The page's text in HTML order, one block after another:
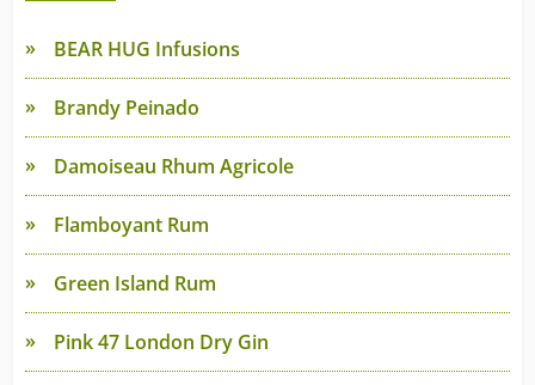
BEAR HUG Infusions
Brandy Peinado
Damoiseau Rhum Agricole
Flamboyant Rum
Green Island Rum
Pink 47 London Dry Gin